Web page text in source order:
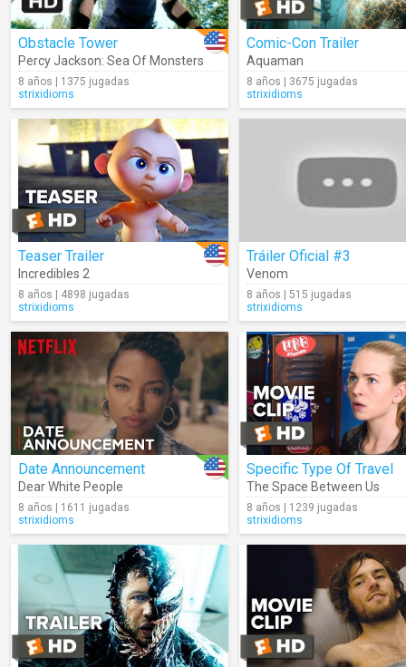
Obstacle Tower
Percy Jackson: Sea Of Monsters
8 años | 1375 jugadas
strixidioms
Comic-Con Trailer
Aquaman
8 años | 3675 jugadas
strixidioms
Teaser Trailer
Incredibles 2
8 años | 4898 jugadas
strixidioms
Tráiler Oficial #3
Venom
8 años | 515 jugadas
strixidioms
Date Announcement
Dear White People
8 años | 1611 jugadas
strixidioms
Specific Type Of Travel
The Space Between Us
8 años | 1239 jugadas
strixidioms